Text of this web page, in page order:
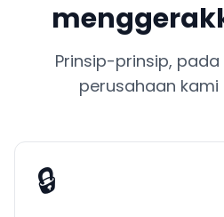
Prinsip-prinsip,
perusahaan
🔒